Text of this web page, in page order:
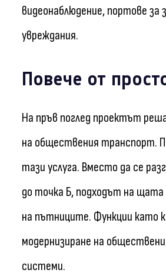
видеонаблюдение, портове
увреждания.
Повече от
На пръв поглед проектът
на обществения транспорт.
тази услуга. Вместо да се
до точка Б, подходът на
на пътниците. Функции като
модернизиране на
системи.